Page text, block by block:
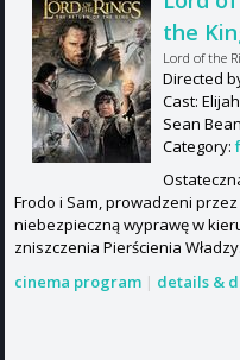
the
Lord of the
Directed
Cast:
Sean
Category:
Frodo i Sam, prowadzeni
niebezpieczną wyprawę w
zniszczenia Pierścienia
cinema program | details &